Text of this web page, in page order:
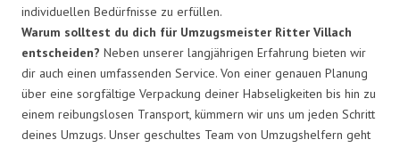
individuellen Bedürfnisse zu erfüllen.
Warum solltest du dich für Umzugsmeister Ritter Villach
entscheiden? Neben unserer langjährigen Erfahrung bieten wir
dir auch einen umfassenden Service. Von einer genauen Planung
über eine sorgfältige Verpackung deiner Habseligkeiten bis hin zu
einem reibungslosen Transport, kümmern wir uns um jeden Schritt
deines Umzugs. Unser geschultes Team von Umzugshelfern geht